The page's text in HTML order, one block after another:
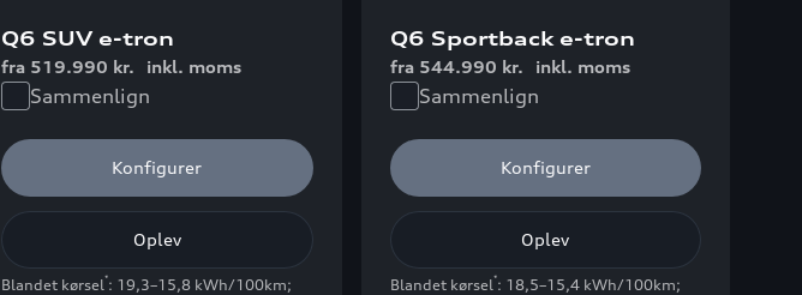
Q6 SUV e-tron
fra 519.990 kr. inkl. moms
Sammenlign
Konfigurer
Oplev
Blandet kørsel*: 19,3–15,8 kWh/100km;
Q6 Sportback e-tron
fra 544.990 kr. inkl. moms
Sammenlign
Konfigurer
Oplev
Blandet kørsel*: 18,5–15,4 kWh/100km;